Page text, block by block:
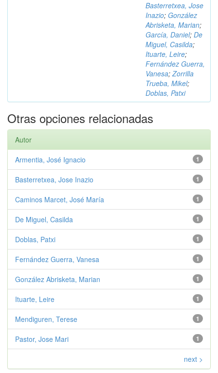
Basterretxea, Jose
Inazio; González
Abrisketa, Marian;
García, Daniel; De
Miguel, Casilda;
Ituarte, Leire;
Fernández Guerra,
Vanesa;Zorrilla
Trueba, Mikel;
Doblas, Patxi
Otras opciones relacionadas
Autor
1
Armentia, José Ignacio
1
Basterretxea, Jose Inazio
1
Caminos Marcet, José María
1
De Miguel, Casilda
1
Doblas, Patxi
1
Fernández Guerra, Vanesa
1
González Abrisketa, Marian
1
Ituarte, Leire
1
Mendiguren, Terese
1
Pastor, Jose Mari
next >